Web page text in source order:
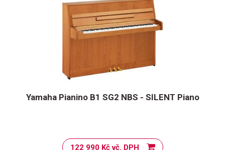
Yamaha Pianino B1 SG2 NBS - SILENT Piano
122 990 Kč vč. DPH